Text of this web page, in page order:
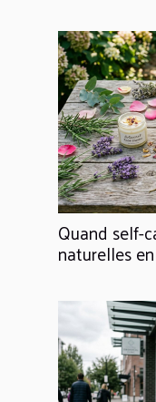
Quand self-
naturelles